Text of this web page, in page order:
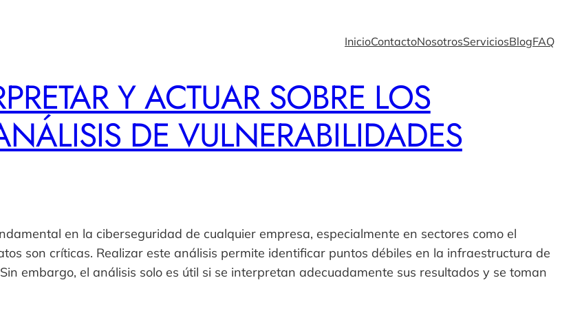
InicioContactoNosotrosServiciosBlogFAQ
Y ACTUAR SOBRE LOS
DE VULNERABILIDADES
en la ciberseguridad de cualquier empresa, especialmente en sectores como el
son críticas. Realizar este análisis permite identificar puntos débiles en la infraestructura de
embargo, el análisis solo es útil si se interpretan adecuadamente sus resultados y se toman